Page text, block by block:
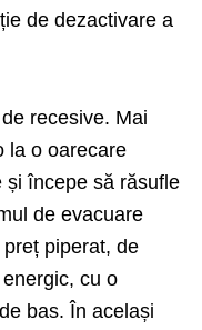
de dezactivare a
recesive. Mai
la o oarecare
și începe să răsufle
de evacuare
piperat, de
cu o
bas. În același